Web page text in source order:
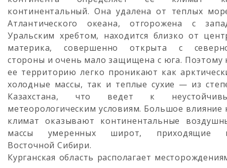
континентальный. Она удалена от теплых
Атлантического океана, отгорожена с
Уральским хребтом, находится близко от
материка, совершенно открыта с
стороны и очень мало защищена с юга. Поэтому
ее территорию легко проникают как
холодные массы, так и теплые сухие — из
Казахстана, что ведет к
метеорологическим условиям. Большое влияние
климат оказывают континентальные
массы умеренных широт, приходящие
Восточной Сибири.
Курганская область располагает